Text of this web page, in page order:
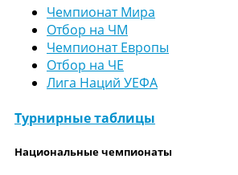
Чемпионат Мира
Отбор на ЧМ
Чемпионат Европы
Отбор на ЧЕ
Лига Наций УЕФА
Турнирные таблицы
Национальные чемпионаты